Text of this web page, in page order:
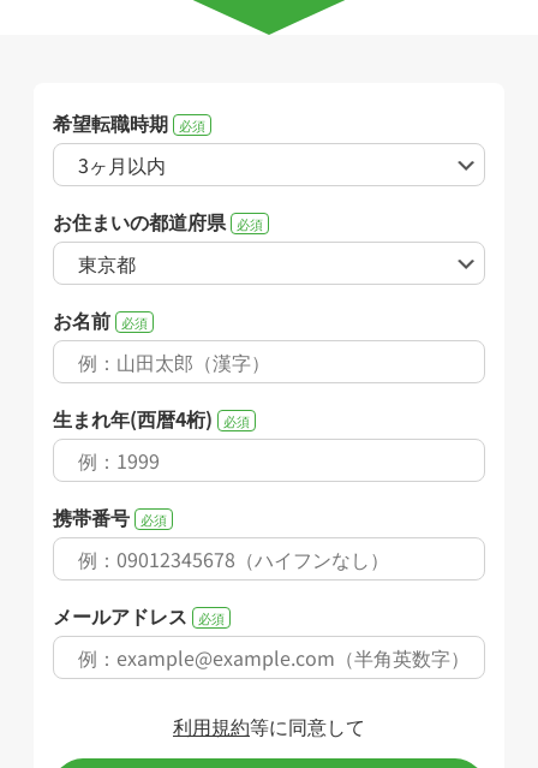
希望転職時期 必須
お住まいの都道府県 必須
お名前 必須
生まれ年(西暦4桁) 必須
携帯番号 必須
メールアドレス 必須
利用規約等に同意して